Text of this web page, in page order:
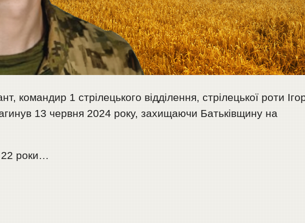
командир 1 стрілецького відділення, стрілецької роти
13 червня 2024 року, захищаючи Батьківщину на
роки…